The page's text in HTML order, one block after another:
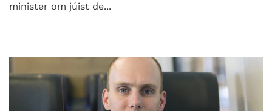
minister om júist de...